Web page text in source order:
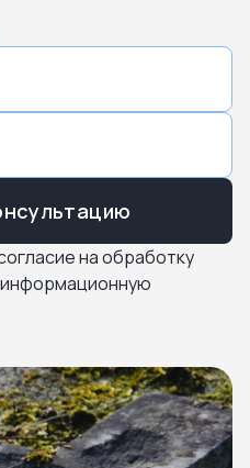
на обработку
информационную